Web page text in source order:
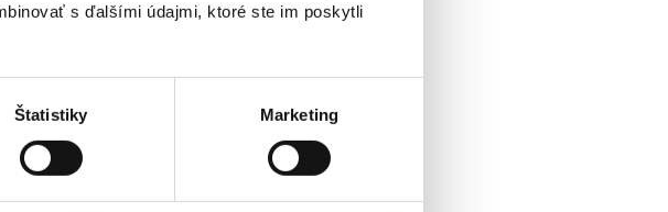
s ďalšími údajmi, ktoré ste im poskytli
Štatistiky Marketing